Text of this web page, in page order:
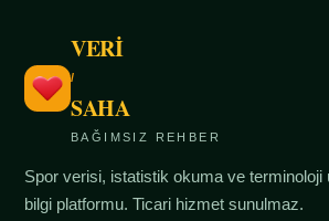
VERİ
/
SAHA
BAĞIMSIZ REHBER
Spor verisi, istatistik okuma ve terminoloji
bilgi platformu. Ticari hizmet sunulmaz.